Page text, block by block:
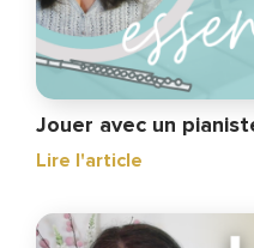
Jouer avec un
Lire l'article